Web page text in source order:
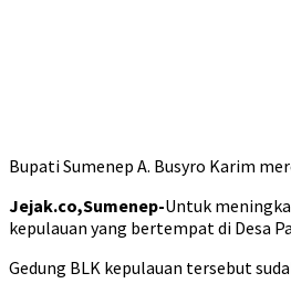
Bupati Sumenep A. Busyro Karim
Jejak.co,Sumenep-Untuk
kepulauan yang bertempat di Desa
Gedung BLK kepulauan tersebut